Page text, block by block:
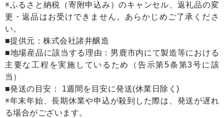
※ふるさと納税（寄附申込み）のキャンセル、返礼品の変
更・返品はお受けできません。あらかじめご了承くださ
い。
■提供元：株式会社諸井醸造
■地場産品に該当する理由：男鹿市内にて製造等における
主要な工程を実施しているため（告示第5条第3号に該
当）
■発送の目安： 1週間を目安に発送(休業日除く)
※年末年始、長期休業や申込が殺到した際は、発送が遅れ
る場合がございます。